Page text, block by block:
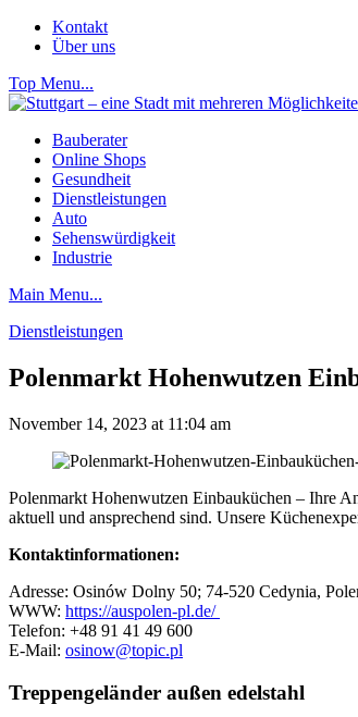
Kontakt
Über uns
Top Menu...
Bauberater
Online Shops
Gesundheit
Dienstleistungen
Auto
Sehenswürdigkeit
Industrie
Main Menu...
Dienstleistungen
Polenmarkt Hohenwutzen
November 14, 2023 at 11:04 am
Polenmarkt Hohenwutzen Einbauküchen – Ihre
aktuell und ansprechend sind. Unsere
Kontaktinformationen:
Adresse: Osinów Dolny 50; 74-520 Cedynia,
WWW: https://auspolen-pl.de/
Telefon: +48 91 41 49 600
E-Mail: osinow@topic.pl
Treppengeländer außen edelstahl